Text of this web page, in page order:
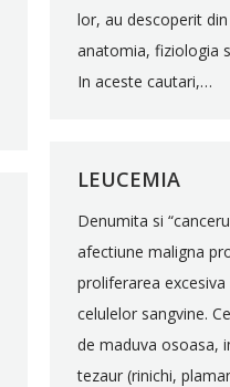
lor, au descoperit
anatomia, fiziologia
In aceste cautari,…
LEUCEMIA
Denumita si
afectiune maligna
proliferarea
celulelor sangvine.
de maduva osoasa,
tezaur (rinichi,